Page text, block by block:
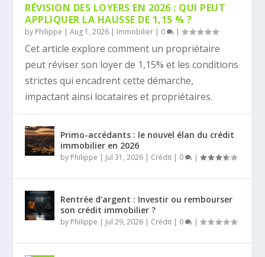
RÉVISION DES LOYERS EN 2026 : QUI PEUT
APPLIQUER LA HAUSSE DE 1,15 % ?
by Philippe |Aug 1, 2026 | Immobilier | 0 |
Cet article explore comment un propriétaire
peut réviser son loyer de 1,15% et les conditions
strictes qui encadrent cette démarche,
impactant ainsi locataires et propriétaires.
Primo-accédants : le nouvel élan du crédit
immobilier en 2026
by Philippe | Jul 31, 2026 | Crédit | 0 |
Rentrée d’argent : Investir ou rembourser
son crédit immobilier ?
by Philippe | Jul 29, 2026 | Crédit | 0 |